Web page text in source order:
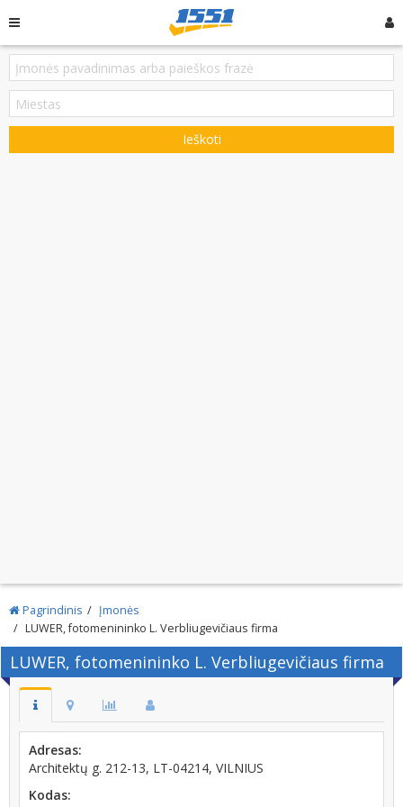
Ieškoti
Pagrindinis
Įmonės
LUWER, fotomenininko L. Verbliugevičiaus firma
LUWER, fotomenininko L. Verbliugevičiaus firma
Adresas:
Architektų g. 212-13, LT-04214, VILNIUS
Kodas: